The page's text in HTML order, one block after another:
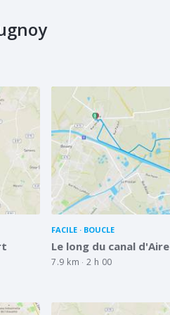
FACILE BOUCLE
Le long du canal d'Aire
7.9 km 2 h 00